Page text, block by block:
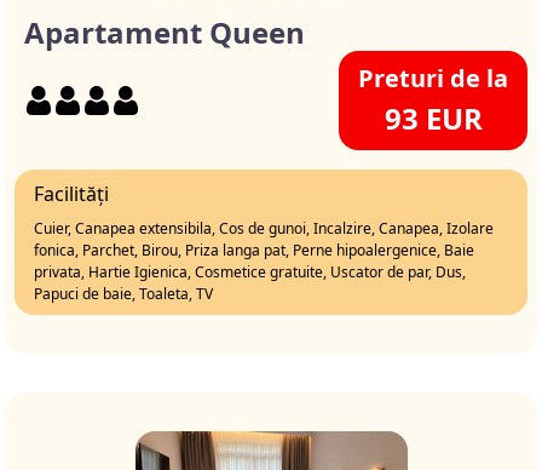
Apartament Queen
Preturi de la
93 EUR
Facilități
Cuier, Canapea extensibila, Cos de gunoi, Incalzire, Canapea, Izolare
fonica, Parchet, Birou, Priza langa pat, Perne hipoalergenice, Baie
privata, Hartie Igienica, Cosmetice gratuite, Uscator de par, Dus,
Papuci de baie, Toaleta, TV